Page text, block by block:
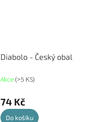
Diabolo - Český obal
Akce (>5 KS)
74 Kč
Do košíku